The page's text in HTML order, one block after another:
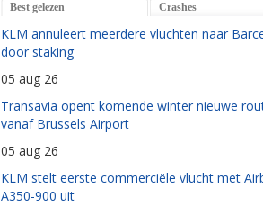
Best gelezen Crashes
KLM annuleert meerdere vluchten naar
door staking
05 aug 26
Transavia opent komende winter nieuwe
vanaf Brussels Airport
05 aug 26
KLM stelt eerste commerciële vlucht met
A350-900 uit